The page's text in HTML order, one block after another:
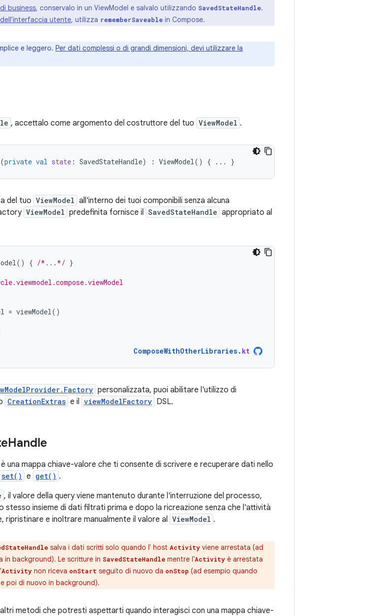
business, conservalo in un ViewModel e salvalo utilizzando SavedStateHandle.
utente, utilizza rememberSaveable in Compose.
e leggero. Per dati complessi o di grandi dimensioni, devi utilizzare la
, accettalo come argomento del costruttore del tuo ViewModel .
(private val state : SavedStateHandle) : ViewModel() { ... }
del tuo ViewModel all'interno dei tuoi componibili senza alcuna
ViewModel predefinita fornisce il SavedStateHandle appropriato al
() { /*...*/ }
= viewModel()
ComposeWithOtherLibraries. kt
personalizzata, puoi abilitare l'utilizzo di
CreationExtras e il viewModelFactory DSL.
Handle
è una mappa chiave-valore che ti consente di scrivere e recuperare dati nello
set() e get() .
, il valore della query viene mantenuto durante l'interruzione del processo,
stesso insieme di dati filtrati prima e dopo la ricreazione senza che l'attività
ripristinare e inoltrare manualmente il valore al ViewModel .
salva i dati scritti solo quando l' host Activity viene arrestata (ad
in background). Le scritture in SavedStateHandle mentre l'Activity è arrestata
Activity non riceva onStart seguito di nuovo da onStop (ad esempio quando
poi di nuovo in background).
metodi che potresti aspettarti quando interagisci con una mappa chiave-